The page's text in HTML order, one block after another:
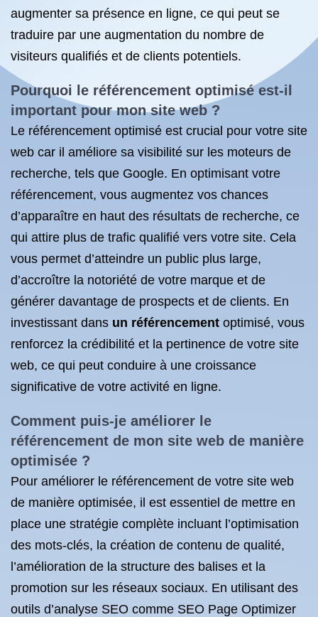
augmenter sa présence en ligne, ce qui peut se
traduire par une augmentation du nombre de
visiteurs qualifiés et de clients potentiels.
Pourquoi le référencement optimisé est-il
important pour mon site web ?
Le référencement optimisé est crucial pour votre site
web car il améliore sa visibilité sur les moteurs de
recherche, tels que Google. En optimisant votre
référencement, vous augmentez vos chances
d’apparaître en haut des résultats de recherche, ce
qui attire plus de trafic qualifié vers votre site. Cela
vous permet d’atteindre un public plus large,
d’accroître la notoriété de votre marque et de
générer davantage de prospects et de clients. En
investissant dans un référencement optimisé, vous
renforcez la crédibilité et la pertinence de votre site
web, ce qui peut conduire à une croissance
significative de votre activité en ligne.
Comment puis-je améliorer le
référencement de mon site web de manière
optimisée ?
Pour améliorer le référencement de votre site web
de manière optimisée, il est essentiel de mettre en
place une stratégie complète incluant l’optimisation
des mots-clés, la création de contenu de qualité,
l’amélioration de la structure des balises et la
promotion sur les réseaux sociaux. En utilisant des
outils d’analyse SEO comme SEO Page Optimizer